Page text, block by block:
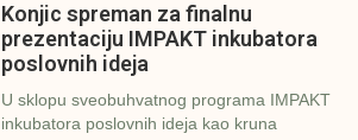
Konjic spreman za finalnu
prezentaciju IMPAKT inkubatora
poslovnih ideja
U sklopu sveobuhvatnog programa IMPAKT
inkubatora poslovnih ideja kao kruna